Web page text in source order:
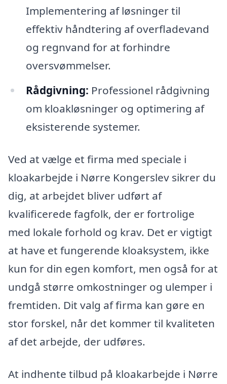
Implementering af løsninger til
effektiv håndtering af overfladevand
og regnvand for at forhindre
oversvømmelser.
Rådgivning: Professionel rådgivning
om kloakløsninger og optimering af
eksisterende systemer.
Ved at vælge et firma med speciale i
kloakarbejde i Nørre Kongerslev sikrer du
dig, at arbejdet bliver udført af
kvalificerede fagfolk, der er fortrolige
med lokale forhold og krav. Det er vigtigt
at have et fungerende kloaksystem, ikke
kun for din egen komfort, men også for at
undgå større omkostninger og ulemper i
fremtiden. Dit valg af firma kan gøre en
stor forskel, når det kommer til kvaliteten
af det arbejde, der udføres.
At indhente tilbud på kloakarbejde i Nørre